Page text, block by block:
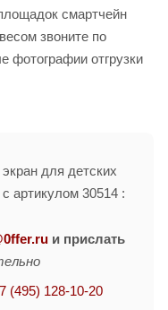
смартчейн
звоните по
фотографии отгрузки
для детских
артикулом 30514 :
и прислать
(495) 128-10-20